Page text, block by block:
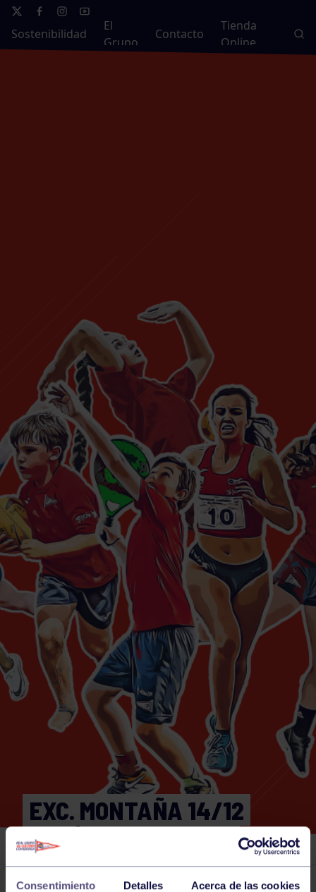
Consentimiento Detalles Acerca de las cookies
Sostenibilidad
El
Grupo
Contacto
Tienda
Online
EXC. MONTAÑA 14/12
BELÉN DE CUMBRES